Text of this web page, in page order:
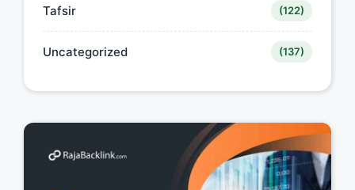
Tafsir (122)
Uncategorized (137)